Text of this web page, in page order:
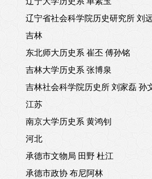
辽宁省社会科学院历史研究所 刘
吉林
东北师大历史系 崔丕 傅孙铭
吉林大学历史系 张博泉
吉林社会科学院历史所 刘家磊 孙
江苏
南京大学历史系 黄鸿钊
河北
承德市文物局 田野 杜江
承德市政协 布尼阿林